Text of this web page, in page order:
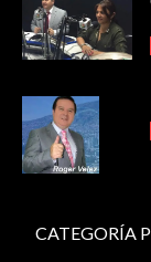
CATEGORÍA